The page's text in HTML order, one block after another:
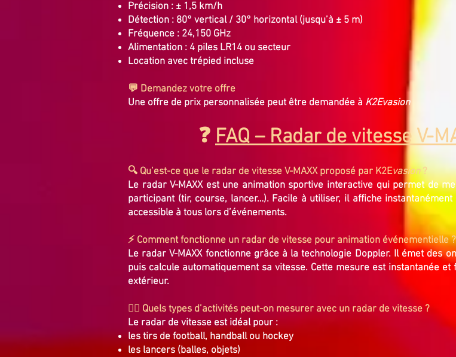
Précision : ± 1,5 km/h
Détection : 80° vertical / 30° horizontal (jusqu’à ± 5 m)
Fréquence : 24,150 GHz
Alimentation : 4 piles LR14 ou secteur
Location avec trépied incluse
💬 Demandez votre offre
Une offre de prix personnalisée peut être demandée à K2Evasion
❓FAQ – Radar de vitesse V-
🔍 Qu’est-ce que le radar de vitesse V-MAXX proposé par K2Evasion?
Le radar V-MAXX est une animation sportive interactive qui permet de
participant (tir, course, lancer…). Facile à utiliser, il affiche
accessible à tous lors d’événements.
⚡ Comment fonctionne un radar de vitesse pour animation événementielle ?
Le radar V-MAXX fonctionne grâce à la technologie Doppler. Il émet des
puis calcule automatiquement sa vitesse. Cette mesure est instantanée
extérieur.
🏃‍♂️ Quels types d’activités peut-on mesurer avec un radar de vitesse ?
Le radar de vitesse est idéal pour :
les tirs de football, handball ou hockey
les lancers (balles, objets)